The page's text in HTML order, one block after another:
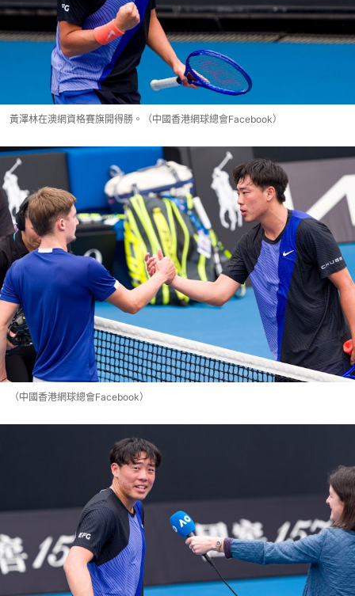
黃澤林在澳網資格賽旗開得勝。（中國香港網球總會Facebook）
（中國香港網球總會Facebook）